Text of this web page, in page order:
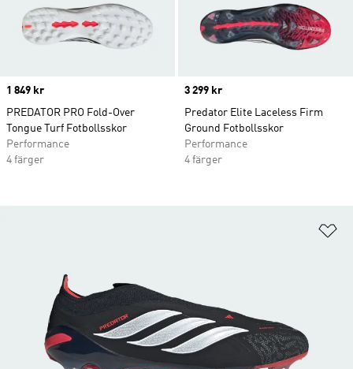
Price
1 849 kr
PREDATOR PRO Fold-Over
Tongue Turf Fotbollsskor
Performance
4 färger
Price
3 299 kr
Predator Elite Laceless Firm
Ground Fotbollsskor
Performance
4 färger